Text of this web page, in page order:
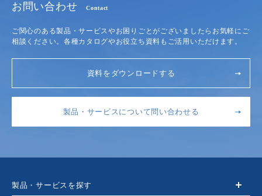
お問い合わせ Contact
ご関心のある製品・サービスやお困りごとがございましたらお気軽にご
相談ください。各種カタログやお役立ち資料もご活用いただけます。
資料をダウンロードする
製品・サービスについて問い合わせる
製品・サービスを探す